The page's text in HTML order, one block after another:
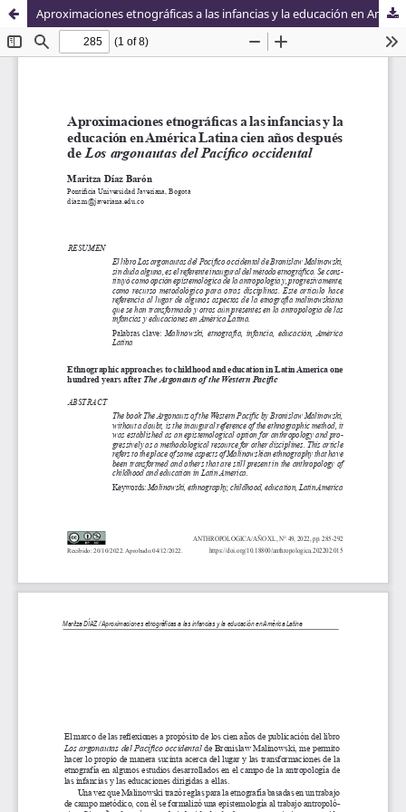
Aproximaciones etnográficas a las infancias y la educación en América Latina cien años después de Los argonautas del Pacífico occidental